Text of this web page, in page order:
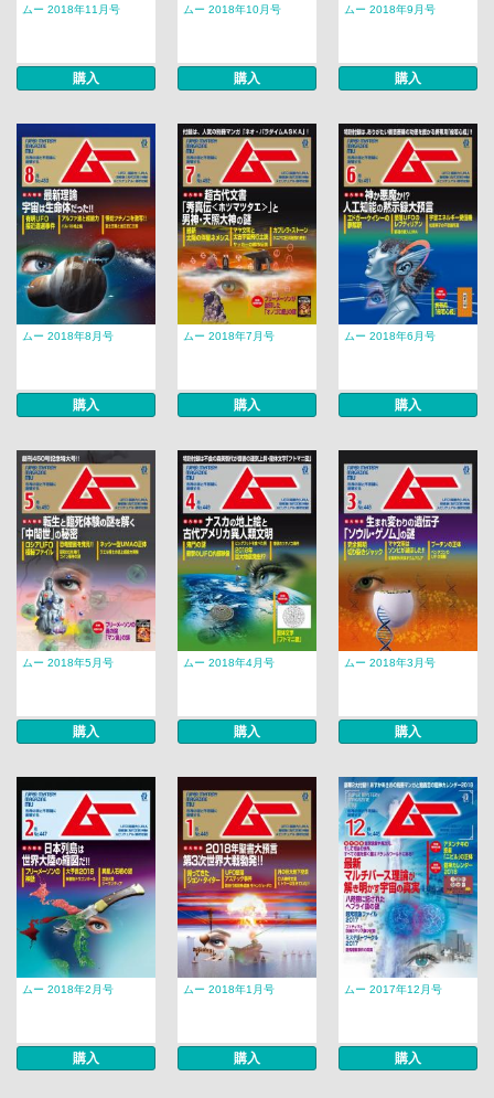
ムー 2018年11月号
購入
ムー 2018年10月号
購入
ムー 2018年9月号
購入
ムー 2018年8月号
購入
ムー 2018年7月号
購入
ムー 2018年6月号
購入
ムー 2018年5月号
購入
ムー 2018年4月号
購入
ムー 2018年3月号
購入
ムー 2018年2月号
購入
ムー 2018年1月号
購入
ムー 2017年12月号
購入